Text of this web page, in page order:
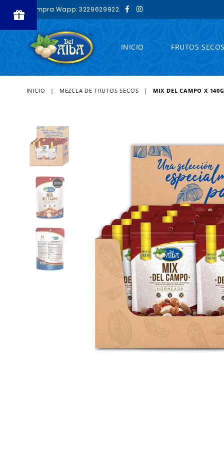
Powered
by BLOOP
Referrals &
Compra Wapp: 3229629922. FacebookInstagram
INICIO FRUTOS
INICIO | MEZCLA DE FRUTOS SECOS | MIX DEL CAMPO X